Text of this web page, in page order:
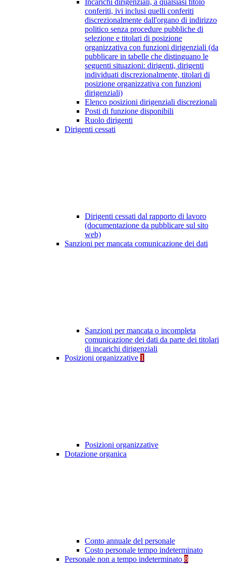
Incarichi dirigenziali, a qualsiasi titolo
conferiti, ivi inclusi quelli conferiti
discrezionalmente dall'organo di indirizzo
politico senza procedure pubbliche di
selezione e titolari di posizione
organizzativa con funzioni dirigenziali (da
pubblicare in tabelle che distinguano le
seguenti situazioni: dirigenti, dirigenti
individuati discrezionalmente, titolari di
posizione organizzativa con funzioni
dirigenziali)
Elenco posizioni dirigenziali discrezionali
Posti di funzione disponibili
Ruolo dirigenti
Dirigenti cessati
Dirigenti cessati dal rapporto di lavoro
(documentazione da pubblicare sul sito
web)
Sanzioni per mancata comunicazione dei dati
Sanzioni per mancata o incompleta
comunicazione dei dati da parte dei titolari
di incarichi dirigenziali
Posizioni organizzative 1
Posizioni organizzative
Dotazione organica
Conto annuale del personale
Costo personale tempo indeterminato
Personale non a tempo indeterminato 8